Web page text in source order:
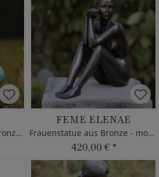
Sitzende Frau Figur aus Bronze - Türkis
FEME ELENAE
Frauenstatue aus Bronze - modern
420,00 € *